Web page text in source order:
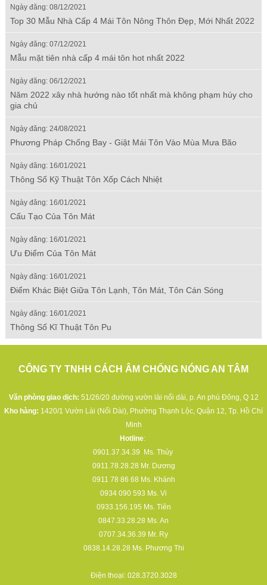
Ngày đăng: 08/12/2021
Top 30 Mẫu Nhà Cấp 4 Mái Tôn Nông Thôn Đẹp, Mới Nhất 2022
Ngày đăng: 07/12/2021
Mẫu mặt tiên nhà cấp 4 mái tôn hot nhất 2022
Ngày đăng: 06/12/2021
Năm 2022 xây nhà hướng nào tốt nhất mà không phạm húy cho
gia chủ
Ngày đăng: 24/08/2021
Phương Pháp Chống Bay - Giật Mái Tôn Vào Mùa Mưa Bão
Ngày đăng: 16/01/2021
Thông Số Kỹ Thuật Tôn Xốp Cách Nhiệt
Ngày đăng: 16/01/2021
Cấu Tạo Của Tôn Mát
Ngày đăng: 16/01/2021
Ưu Điểm Của Tôn Mát
Ngày đăng: 16/01/2021
Điểm Khác Biệt Giữa Tôn Lạnh, Tôn Mát, Tôn Cán Sóng
Ngày đăng: 16/01/2021
Thông Số Kĩ Thuật Tôn Pu
CÔNG TY TNHH CÁCH ÂM CHỐNG NÓNG AN TÂM
Văn phòng giao dịch: 51/26/20 đường vườn lài nối dài, p. An phú Đông, Q 12
Kho hàng: 1420/1 Vườn Lài (Nối Dài), Phường Thạnh Lộc, Quận 12, Tp. Hồ Chí
Minh
Hotline:
0901.37.34.39
Ms. Thủy
0911.78.28.28 Mr. Dương
0911 78 86 68 Ms. Khánh
0934 090 593 Ms. Vi
0933.156.195 Ms. Tiên
0847.33.28.28 Ms. An
0707.34.36.39 Mr. Ry
0838.14.28.28 Ms. Phương Thi
Điện thoại: 028.3720.3028